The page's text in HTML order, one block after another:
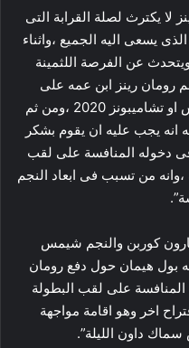
لا يكترث لصلة القرابة التى
يسعى اليه الجميع ،واثناء
عن الفرصة اللثمينة
رومان رينز ابن عمه على
لقب البطولة العالمية فى عرض كلاش او تشاميبونز 2020 ،ومن ثم
انه يجب عليه ان يقوم بشكر
دخوله المنافسة على لقب
،وانه من تسبب فى ابعاد النجم
كوربن والنجم شيمس
بول هيمان حول دفع رومان
على لقب البطولة
اخر وهو اقامة مواجهة
داون الليلة”.